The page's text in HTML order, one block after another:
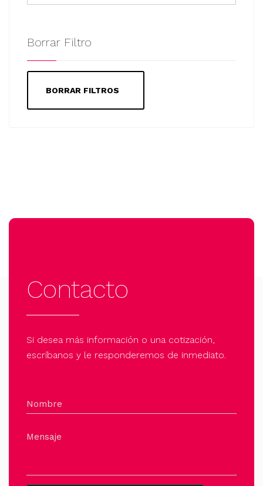
Borrar Filtro
BORRAR FILTROS
Contacto
Si desea más información o una cotización,
escríbanos y le responderemos de inmediato.
Nombre
Mensaje